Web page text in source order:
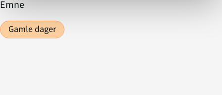
Emne
Gamle dager